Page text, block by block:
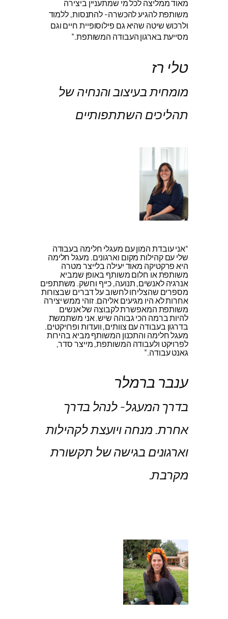
מאוד ממליצה לכל מי שמתעניין ביצירה
משותפת להגיע להכשרה- להתנסות, ללמוד
ולרכוש שיטה שהיא גם פילוסופיית חיים וגם
מסייעת בארגון העבודה המשותפת.”
טלי רז
מומחית בעיצוב והנחיה של
תהליכים השתתפותיים
“אני עובדת המון עם מעגלי חלימה בעבודה
שלי עם קהילות מקום וארגונים. מעגל חלימה
היא פרקטיקה מאוד יעילה בלייצר מטרה
משותפת או חלום משותף באופן שמביא
אנרגיה לאנשים, תנועה, כייף וחשק. משתתפים
מספרים שהצליחו לחשוב על דברים שבצורות
אחרות לא היו מגיעים אליהם. זוהי ממש יצירה
משותפת המאפשרת לקבוצה של אנשים
להיות ברמה הכי גבוהה שיש. אני משתמשת
בדרגון בעבודה עם צוותים, וועדות ופרויקטים.
מעגל חלימה והתכנון המשותף מביא בהירות
לפרויקט ולעבודה המשותפת, מייצר סדר,
גאנט עבודה.”
ענבר ברמלר
בדרך המעגל- לנהל בדרך
אחרת. מנחה ויועצת לקהילות
וארגונים בגישה של תקשורת
מקרבת.